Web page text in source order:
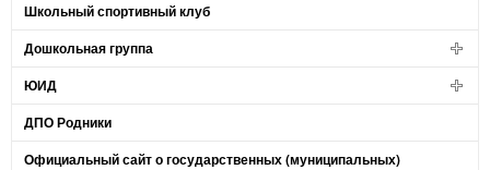
Школьный спортивный клуб
Дошкольная группа
ЮИД
ДПО Родники
Официальный сайт о государственных (муниципальных)